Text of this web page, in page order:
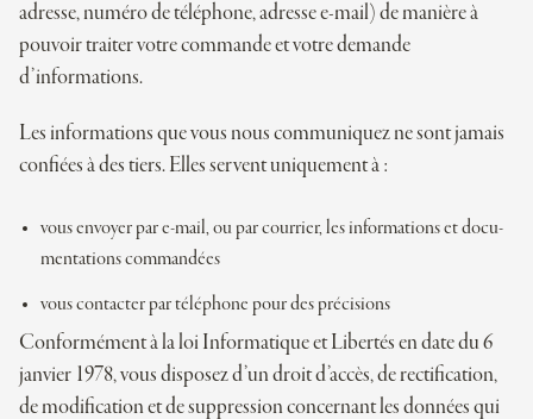
adresse, numéro de télé­phone, adresse e-mail) de manière à
pou­voir trai­ter votre com­mande et votre demande
d’informations.
Les infor­ma­tions que vous nous com­mu­niquez ne sont jamais
confiées à des tiers. Elles servent uniquement à :
vous envoyer par e-mail, ou par cour­rier, les infor­ma­tions et docu­
men­ta­tions commandées
vous contac­ter par télé­phone pour des précisions
Confor­mé­ment à la loi Infor­ma­tique et Liber­tés en date du 6
jan­vier 1978, vous dis­po­sez d’un droit d’accès, de rec­ti­fi­ca­tion,
de modi­fi­ca­tion et de sup­pres­sion concer­nant les don­nées qui